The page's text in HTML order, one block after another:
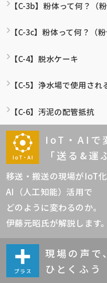
【C-3b】粉体って何？（
【C-3c】粉体って何？（
【C-4】脱水ケーキ
【C-5】浄水場で使用され
【C-6】汚泥の配管抵抗
IoT・AIで
「送る&運
移送・搬送の現場がIoT化
AI（人工知能）活用で
どのように変わるのか。
伊藤元昭氏が解説します。
現場の声で、
ひとくふう